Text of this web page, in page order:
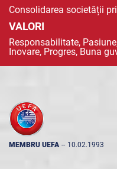
Consolidarea societății
VALORI
Responsabilitate,
Inovare, Progres, Buna
MEMBRU UEFA -- 10.02.1993